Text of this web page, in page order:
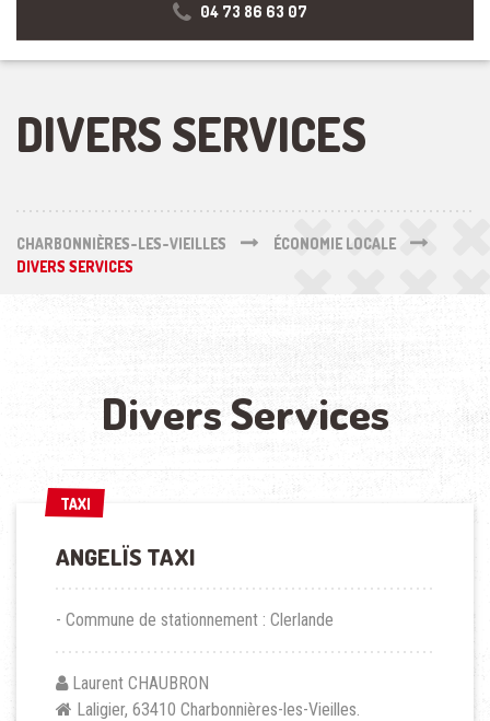
04 73 86 63 07
DIVERS SERVICES
CHARBONNIÈRES-LES-VIEILLES
ÉCONOMIE LOCALE
DIVERS SERVICES
Divers Services
TAXI
TAXI
ANGELÏS TAXI
- Commune de stationnement : Clerlande
Laurent CHAUBRON
Laligier, 63410 Charbonnières-les-Vieilles.